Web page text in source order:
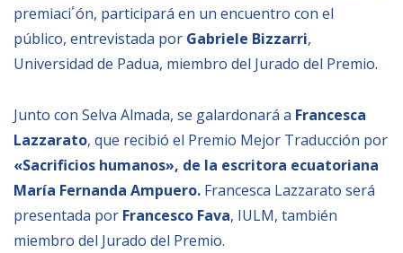
OPORTUNIDADES
Becas
Alta Formación
Para las empresas
Registro de proveedores
Contratos/Acuerdos/Grant
premiaciٴón, participará en un encuentro con el
público, entrevistada por Gabriele Bizzarri,
Universidad de Padua, miembro del Jurado del Premio.
Junto con Selva Almada, se galardonará a Francesca
Lazzarato, que recibió el Premio Mejor Traducción por
«Sacrificios humanos», de la escritora ecuatoriana
María Fernanda Ampuero. Francesca Lazzarato ser
presentada por Francesco Fava, IULM, también
miembro del Jurado del Premio.